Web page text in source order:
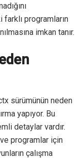
programların
imkan tanır.
sürümünün neden
yapıyor. Bu
detaylar vardır.
programlar için
çalışma